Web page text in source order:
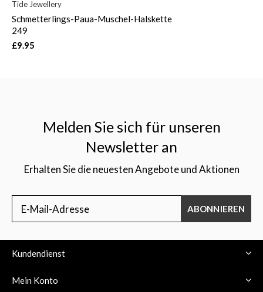
Tide Jewellery
Schmetterlings-Paua-Muschel-Halskette
249
£9.95
Melden Sie sich für unseren
Newsletter an
Erhalten Sie die neuesten Angebote und Aktionen
ABONNIEREN
Kundendienst
Mein Konto